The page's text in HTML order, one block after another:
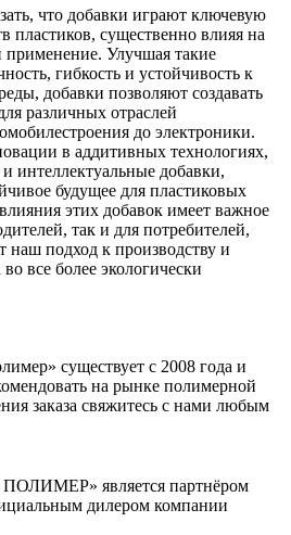
что добавки играют ключевую
пластиков, существенно влияя на
применение. Улучшая такие
гибкость и устойчивость к
добавки позволяют создавать
различных отраслей
до электроники.
в аддитивных технологиях,
интеллектуальные добавки,
будущее для пластиковых
этих добавок имеет важное
так и для потребителей,
наш подход к производству и
все более экологически
существует с 2008 года и
на рынке полимерной
заказа свяжитесь с нами любым
является партнёром
дилером компании